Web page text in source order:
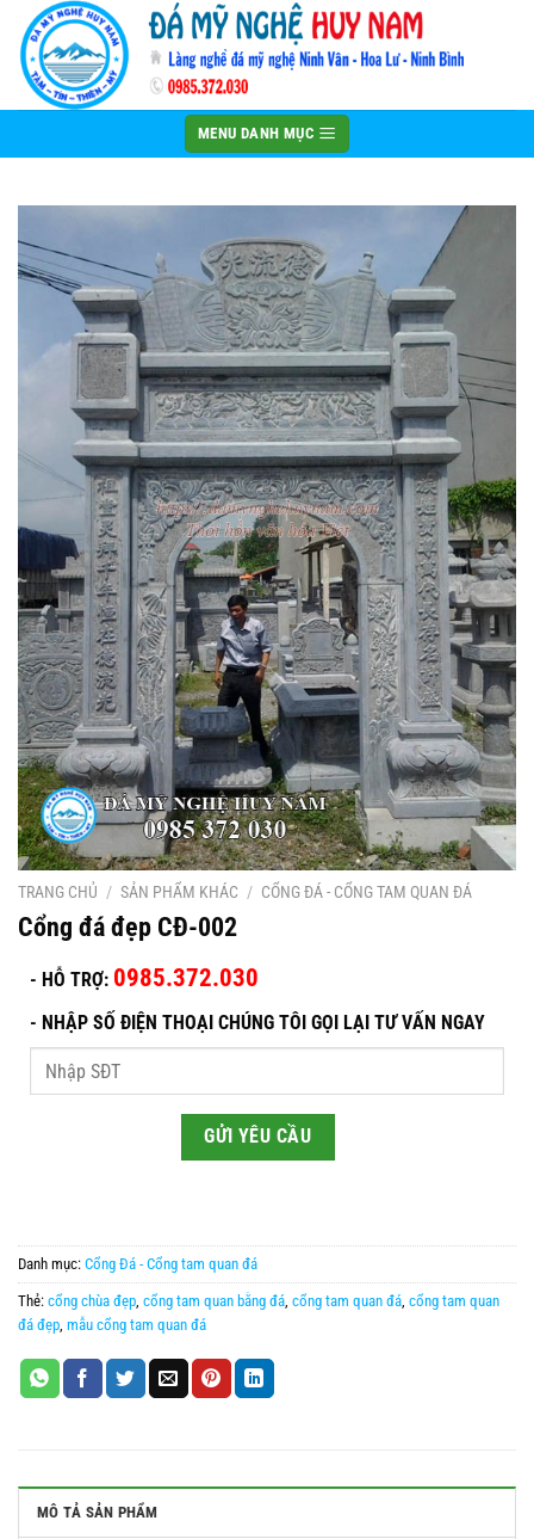
qua
nội
MENU DANH MỤC
TRANG CHỦ / SẢN PHẨM KHÁC / CỔNG ĐÁ - CỔNG TAM QUAN ĐÁ
Cổng đá đẹp CĐ-002
- HỖ TRỢ: 0985.372.030
- NHẬP SỐ ĐIỆN THOẠI CHÚNG TÔI GỌI LẠI TƯ VẤN NGAY
Danh mục: Cổng Đá - Cổng tam quan đá
Thẻ: cổng chùa đẹp cổng tam quan bằng đá cổng tam quan đá cổng tam quan
đá đẹp mẫu cổng tam quan đá
MÔ TẢ SẢN PHẨM